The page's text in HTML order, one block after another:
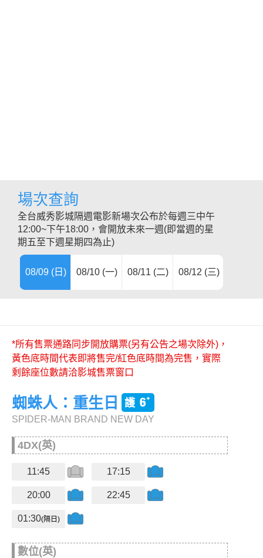
場次查詢
全台威秀影城隔週電影新場次公布於每週三中午
12:00~下午18:00，會開放未來一週(即當週的星
期五至下週星期四為止)
08/09 (日) 08/10 (一) 08/11 (二) 08/12 (三)
*所有售票通路同步開放購票(另有公告之場次除外)，
黃色底時間代表即將售完/紅色底時間為完售，實際
剩餘座位數請洽影城售票窗口
蜘蛛人：重生日
SPIDER-MAN BRAND NEW DAY
4DX(英)
11:45 17:15
20:00 22:45
01:30(隔日)
數位(英)